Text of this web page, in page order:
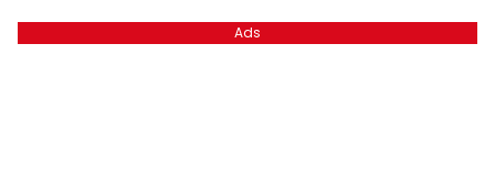
Ads